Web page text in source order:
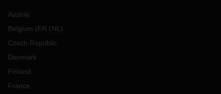
Austria
Belgium (FR NL )
Czech Republic
Denmark
Finland
France